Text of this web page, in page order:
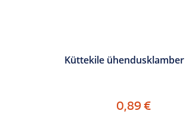
Küttekile
0,89 €